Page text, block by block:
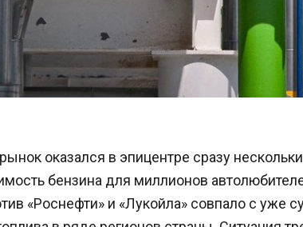
оказался в эпицентре сразу
бензина для миллионов
«Роснефти» и «Лукойла» совпало с уже